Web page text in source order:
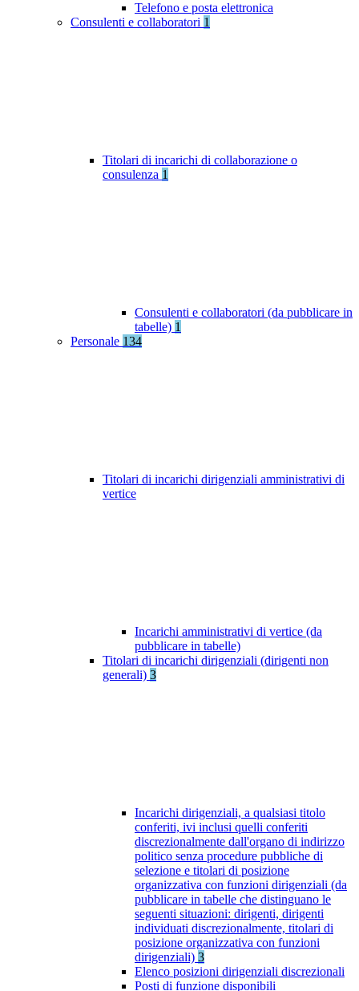
Telefono e posta elettronica
Consulenti e collaboratori 1
Titolari di incarichi di collaborazione o
consulenza 1
Consulenti e collaboratori (da pubblicare in
tabelle) 1
Personale 134
Titolari di incarichi dirigenziali amministrativi di
vertice
Incarichi amministrativi di vertice (da
pubblicare in tabelle)
Titolari di incarichi dirigenziali (dirigenti non
generali) 3
Incarichi dirigenziali, a qualsiasi titolo
conferiti, ivi inclusi quelli conferiti
discrezionalmente dall'organo di indirizzo
politico senza procedure pubbliche di
selezione e titolari di posizione
organizzativa con funzioni dirigenziali (da
pubblicare in tabelle che distinguano le
seguenti situazioni: dirigenti, dirigenti
individuati discrezionalmente, titolari di
posizione organizzativa con funzioni
dirigenziali) 3
Elenco posizioni dirigenziali discrezionali
Posti di funzione disponibili